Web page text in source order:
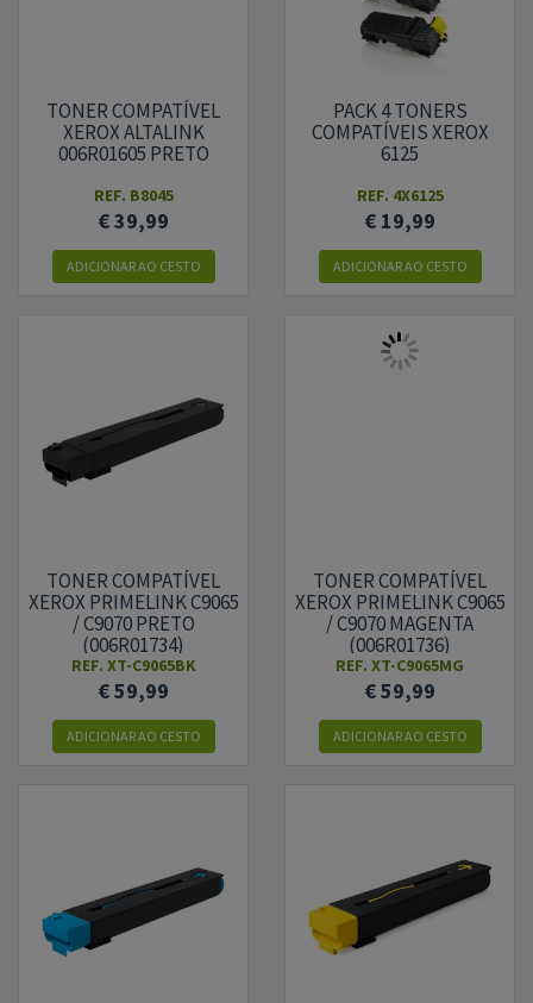
TONER COMPATÍVEL
XEROX ALTALINK
006R01605 PRETO
REF. B8045
€ 39,99
ADICIONAR AO CESTO
PACK 4 TONERS
COMPATÍVEIS XEROX
6125
REF. 4X6125
€ 19,99
ADICIONAR AO CESTO
TONER COMPATÍVEL
XEROX PRIMELINK C9065
/ C9070 PRETO
(006R01734)
REF. XT-C9065BK
€ 59,99
ADICIONAR AO CESTO
TONER COMPATÍVEL
XEROX PRIMELINK C9065
/ C9070 MAGENTA
(006R01736)
REF. XT-C9065MG
€ 59,99
ADICIONAR AO CESTO